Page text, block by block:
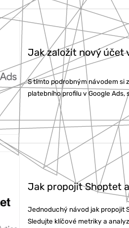
Jak založit nový účet
S tímto podrobným návodem si
platebního profilu v Google Ads,
Jak propojit Shoptet
Jednoduchý návod jak propojit
Sledujte klíčové metriky a